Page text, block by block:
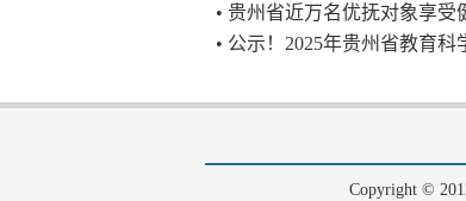
• 贵州省近万名优抚对象享受
• 公示！2025年贵州省教育
Copyright ©